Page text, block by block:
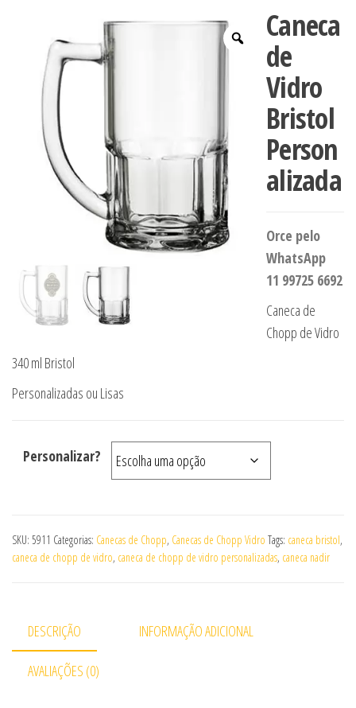
Caneca
de
Vidro
Bristol
Person
alizada
Orce pelo
WhatsApp
11 99725 6692
Caneca de
Chopp de Vidro
340 ml Bristol
Personalizadas ou Lisas
Personalizar?
SKU: 5911 Categorias: Canecas de Chopp, Canecas de Chopp Vidro Tags: caneca bristol,
caneca de chopp de vidro, caneca de chopp de vidro personalizadas, caneca nadir
DESCRIÇÃO INFORMAÇÃO ADICIONAL
AVALIAÇÕES (0)